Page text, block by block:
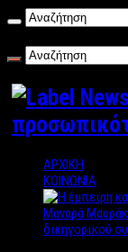
ΑΡΧΙΚΗ
ΚΟΙΝΩΝΙΑ